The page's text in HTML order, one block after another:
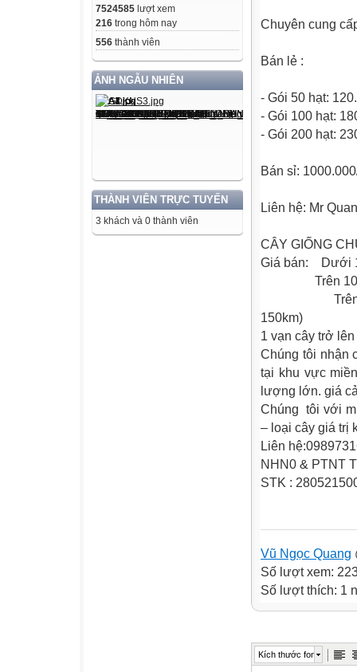
7524585 lượt xem
216 trong hôm nay
556 thành viên
ẢNH NGẪU NHIÊN
THÀNH VIÊN TRỰC TUYẾN
3 khách và 0 thành viên
Chuyên cung
Bán lẻ :
- Gói 50 hạt:
- Gói 100 hạt:
- Gói 200 hạt:
Bán sỉ:
Liên hệ: Mr
CÂY GIỐNG
Giá bán: Dưới
Trên 100
Trên 1000
150km)
1 vạn cây trở
Chúng tôi nhận
tại khu vực
lượng lớn. giá
Chúng tôi với
– loại cây giá trị
Liên
NHN0 & PTNT
STK :
Vũ Ngọc Quang
Số lượt xem:
Số lượt thích: 1
Kích thước font